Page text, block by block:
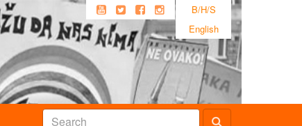
B/H/S
English